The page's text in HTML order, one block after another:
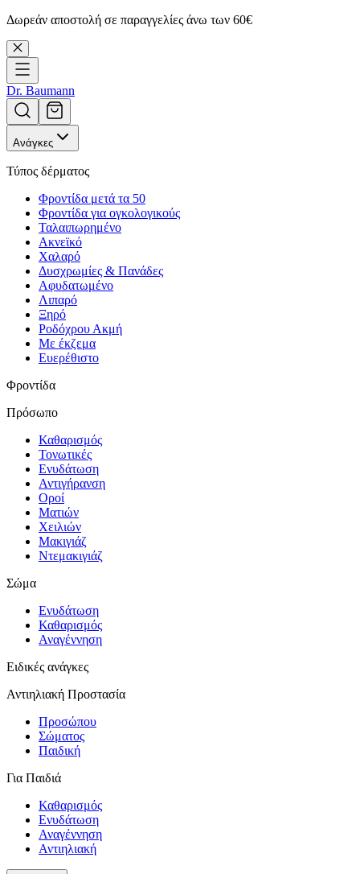
Δωρεάν αποστολή σε παραγγελίες άνω των 60€
Dr. Baumann
Ανάγκες
Τύπος δέρματος
Φροντίδα μετά τα 50
Φροντίδα για ογκολογικούς
Ταλαιπωρημένο
Ακνεϊκό
Χαλαρό
Δυσχρωμίες & Πανάδες
Αφυδατωμένο
Λιπαρό
Ξηρό
Ροδόχρου Ακμή
Με έκζεμα
Ευερέθιστο
Φροντίδα
Πρόσωπο
Καθαρισμός
Τονωτικές
Ενυδάτωση
Αντιγήρανση
Οροί
Ματιών
Χειλιών
Μακιγιάζ
Ντεμακιγιάζ
Σώμα
Ενυδάτωση
Καθαρισμός
Αναγέννηση
Ειδικές ανάγκες
Αντιηλιακή Προστασία
Προσώπου
Σώματος
Παιδική
Για Παιδιά
Καθαρισμός
Ενυδάτωση
Αναγέννηση
Αντιηλιακή